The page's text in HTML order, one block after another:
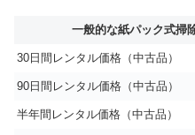
一般的な紙パック式掃
30日間レンタル価格（中古品）
90日間レンタル価格（中古品）
半年間レンタル価格（中古品）